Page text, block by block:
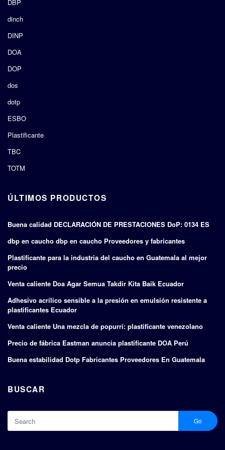
DBP
dinch
DINP
DOA
DOP
dos
dotp
ESBO
Plastificante
TBC
TOTM
ÚLTIMOS PRODUCTOS
Buena calidad DECLARACIÓN DE PRESTACIONES DoP: 0134 ES
dbp en caucho dbp en caucho Proveedores y fabricantes
Plastificante para la industria del caucho en Guatemala al mejor
precio
Venta caliente Doa Agar Semua Takdir Kita Baik Ecuador
Adhesivo acrílico sensible a la presión en emulsión resistente a
plastificantes Ecuador
Venta caliente Una mezcla de popurrí: plastificante venezolano
Precio de fábrica Eastman anuncia plastificante DOA Perú
Buena estabilidad Dotp Fabricantes Proveedores En Guatemala
BUSCAR
Go